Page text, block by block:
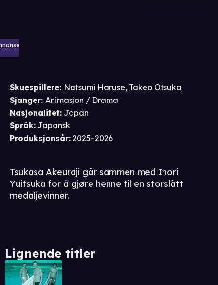
Skuespillere: Natsumi Haruse, Takeo Otsuka
Sjanger: Animasjon / Drama
Nasjonalitet: Japan
Språk: Japansk
Produksjonsår: 2025–2026
Tsukasa Akeuraji går sammen med Inori
Yuitsuka for å gjøre henne til en storslått
medaljevinner.
Lignende titler